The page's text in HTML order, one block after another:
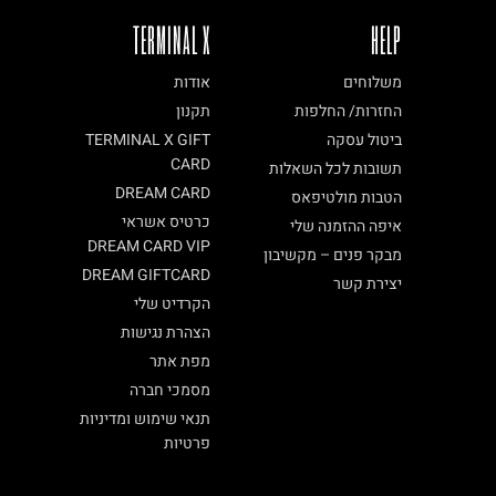
TERMINAL X
אודות
תקנון
TERMINAL X GIFT
CARD
DREAM CARD
כרטיס אשראי
DREAM CARD VIP
DREAM GIFTCARD
הקרדיט שלי
הצהרת נגישות
מפת אתר
מסמכי חברה
תנאי שימוש ומדיניות
פרטיות
HELP
משלוחים
החזרות/ החלפות
ביטול עסקה
תשובות לכל השאלות
הטבות מולטיפאס
איפה ההזמנה שלי
מבקר פנים – מקשיבון
יצירת קשר